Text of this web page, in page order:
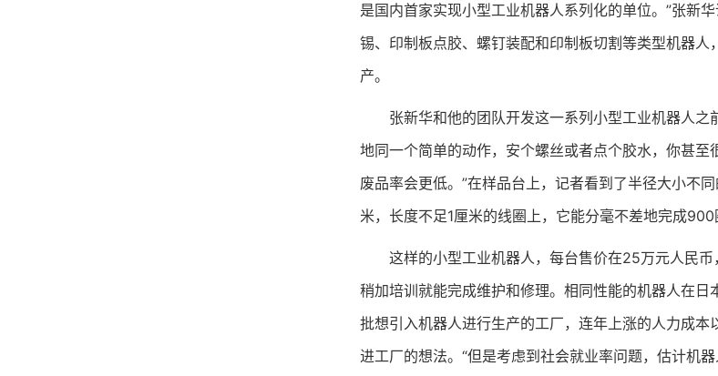
是国内首家实现小型工业机器人系列化的单位。”张新
锡、印制板点胶、螺钉装配和印制板切割等类型机器
产。
张新华和他的团队开发这一系列小型工业机器人之
地同一个简单的动作，安个螺丝或者点个胶水，你甚至
废品率会更低。”在样品台上，记者看到了半径大小不
米，长度不足1厘米的线圈上，它能分毫不差地完成900
这样的小型工业机器人，每台售价在25万元人民币
稍加培训就能完成维护和修理。相同性能的机器人在
批想引入机器人进行生产的工厂，连年上涨的人力成
进工厂的想法。“但是考虑到社会就业率问题，估计机